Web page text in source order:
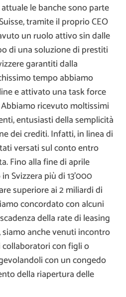
le banche sono parte
tramite il proprio CEO
un ruolo attivo sin dalle
di una soluzione di prestiti
garantiti dalla
tempo abbiamo
e attivato una task force
ricevuto moltissimi
entusiasti della semplicità
dei crediti. Infatti, in linea di
versati sul conto entro
Fino alla fine di aprile
Svizzera più di 13’000
superiore ai 2 miliardi di
concordato con alcuni
della rate di leasing
anche venuti incontro
con figli o
con un congedo
della riapertura delle